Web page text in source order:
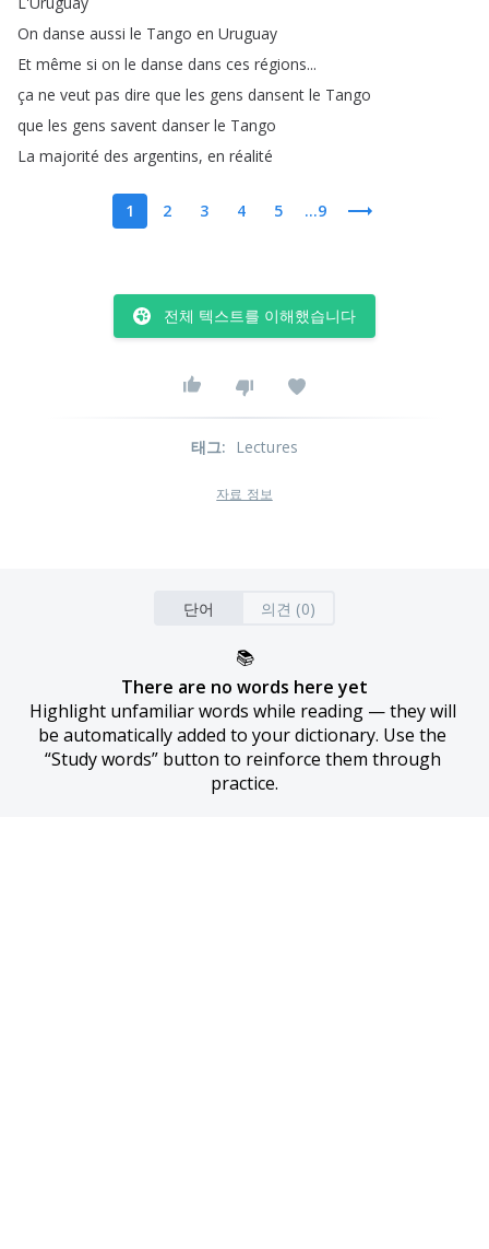
On danse aussi le Tango en Uruguay
Et même si on le danse dans ces régions...
ça ne veut pas dire que les gens dansent le Tango
que les gens savent danser le Tango
La majorité des argentins, en réalité
1 2 3 4 5 ...9
전체 텍스트를 이해했습니다
태그: Lectures
자료 정보
단어 의견 (0)
📚
There are no words here yet
Highlight unfamiliar words while reading — they will
be automatically added to your dictionary. Use the
“Study words” button to reinforce them through
practice.